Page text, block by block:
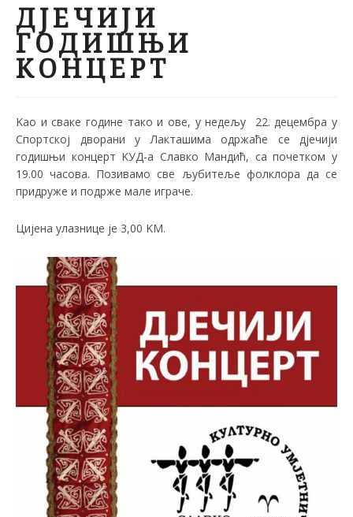
ДЈЕЧИЈИ
ГОДИШЊИ
КОНЦЕРТ
Kао и сваке године тако и ове, у недељу 22. децембра у
Спортској дворани у Лакташима одржаће се дјечији
годишњи концерт KУД-а Славко Мандић, са почетком у
19.00 часова. Позивамо све љубитеље фолклора да се
придруже и подрже мале играче.
Цијена улазнице је 3,00 KМ.